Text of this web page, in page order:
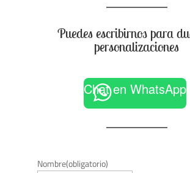
Puedes escribirnos para
personalizaciones
Chat en WhatsApp
Nombre(obligatorio)